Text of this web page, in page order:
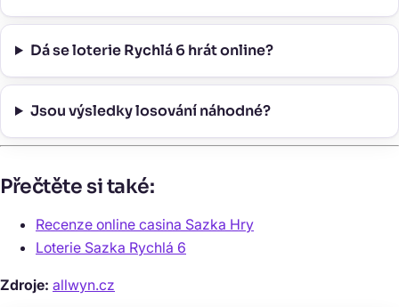
Dá se loterie Rychlá 6 hrát online?
Jsou výsledky losování náhodné?
Přečtěte si také:
Recenze online casina Sazka Hry
Loterie Sazka Rychlá 6
Zdroje: allwyn.cz